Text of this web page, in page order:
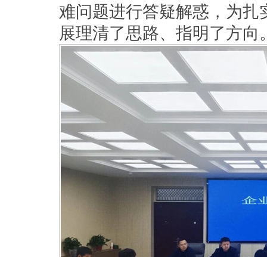
难问题进行答疑解惑，为
展理清了思路、指明了方向